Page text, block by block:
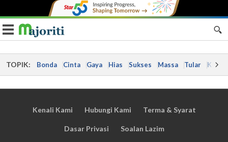
Toggle navigation
TOPIK: Bonda Cinta Gaya Hias Sukses Massa Tular Kes
Kenali Kami Hubungi Kami Terma & Syarat
Dasar Privasi Soalan Lazim